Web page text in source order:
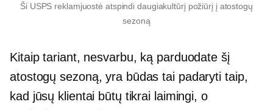
Ši USPS reklamjuostė atspindi daugiakultūrį požiūrį į atostogų
sezoną
Kitaip tariant, nesvarbu, ką parduodate šį
atostogų sezoną, yra būdas tai padaryti taip,
kad jūsų klientai būtų tikrai laimingi, o